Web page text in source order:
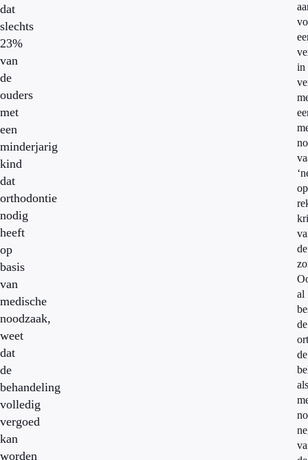
dat
slechts
23%
van
de
ouders
met
een
minderjarig
kind
dat
orthodontie
nodig
heeft
op
basis
van
medische
noodzaak,
weet
dat
de
behandeling
volledig
vergoed
kan
worden
in
op
de
al
de
de
als